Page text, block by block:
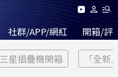
社群/APP/網紅 開箱/評
三星摺疊機開箱 「全新